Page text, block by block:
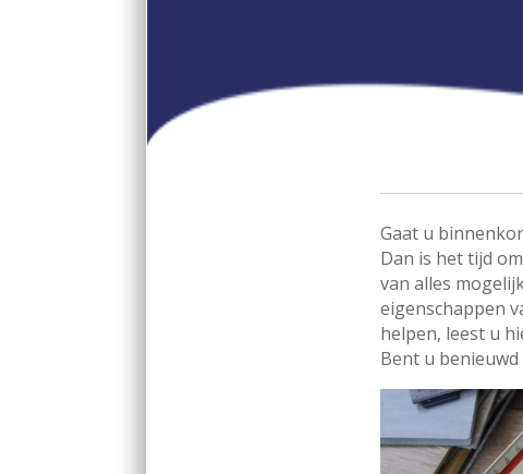
Gaat u
Dan is het tijd
van alles
eigenschappen
helpen, leest u
Bent u